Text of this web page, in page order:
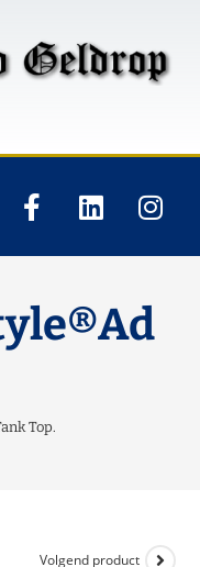
Top.
Volgend product